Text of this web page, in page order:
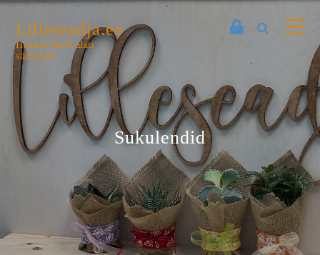
Lilleseadja.ee
Ilusaim tuleb alati
südamest
Sukulendid